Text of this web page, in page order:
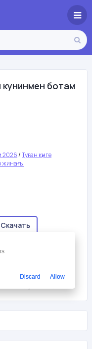
ботам
2026/Туған күнге
жинағы
Скачать
битрейтом 320 kb/s и
Discard Allow